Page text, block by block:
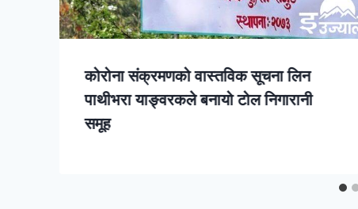
कोरोना संक्रमणको वास्तविक सूचना लिन
पाथीभरा याङ्वरकले बनायो टोल निगारानी
समूह